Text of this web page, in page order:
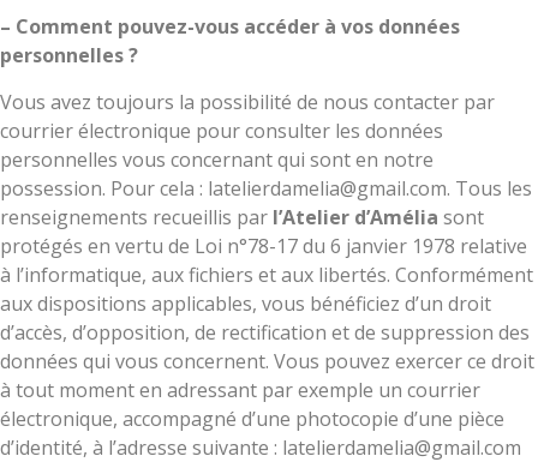
– Comment pouvez-vous accéder à vos données
personnelles ?
Vous avez toujours la possibilité de nous contacter par
courrier électronique pour consulter les données
personnelles vous concernant qui sont en notre
possession. Pour cela : latelierdamelia@gmail.com. Tous les
renseignements recueillis par l’Atelier d’Amélia sont
protégés en vertu de Loi n°78-17 du 6 janvier 1978 relative
à l’informatique, aux fichiers et aux libertés. Conformément
aux dispositions applicables, vous bénéficiez d’un droit
d’accès, d’opposition, de rectification et de suppression des
données qui vous concernent. Vous pouvez exercer ce droit
à tout moment en adressant par exemple un courrier
électronique, accompagné d’une photocopie d’une pièce
d’identité, à l’adresse suivante : latelierdamelia@gmail.com